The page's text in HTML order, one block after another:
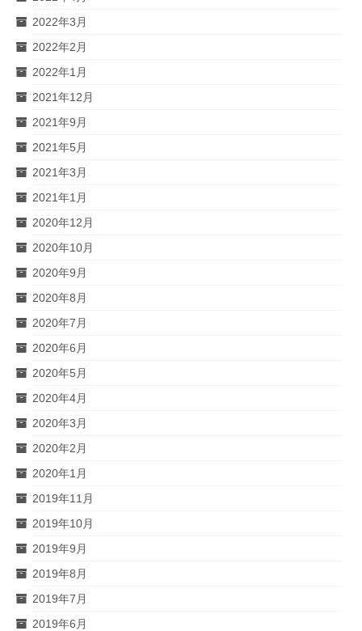
2022年3月
2022年2月
2022年1月
2021年12月
2021年9月
2021年5月
2021年3月
2021年1月
2020年12月
2020年10月
2020年9月
2020年8月
2020年7月
2020年6月
2020年5月
2020年4月
2020年3月
2020年2月
2020年1月
2019年11月
2019年10月
2019年9月
2019年8月
2019年7月
2019年6月